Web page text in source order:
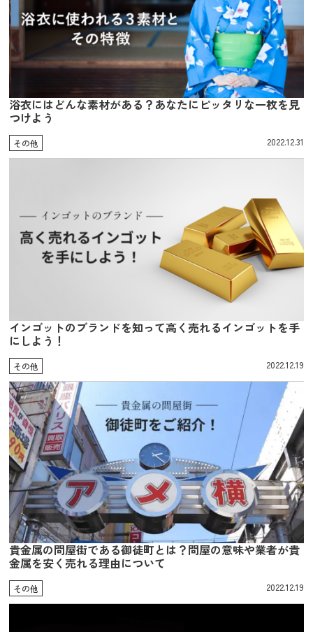
浴衣にはどんな素材がある？あなたにピッタリな一枚を見
つけよう
その他 2022.12.31
インゴットのブランドを知って高く売れるインゴットを手
にしよう！
その他 2022.12.19
貴金属の問屋街である御徒町とは？問屋の意味や業者が貴
金属を安く売れる理由について
その他 2022.12.19